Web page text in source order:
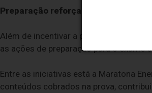
Preparação reforçada
Além de incentivar a participação dos
as ações de preparação para o exame
Entre as iniciativas está a Maratona
conteúdos cobrados na prova,